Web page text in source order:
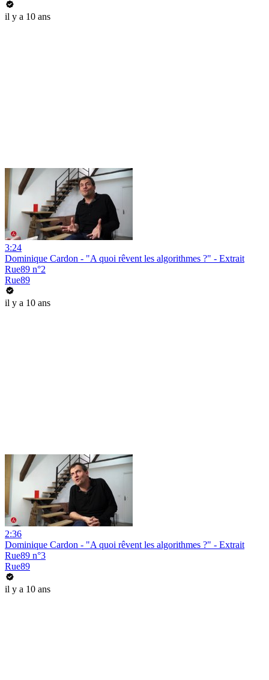
il y a 10 ans
3:24
Dominique Cardon - "A quoi rêvent les algorithmes ?" - Extrait
Rue89 n°2
Rue89
il y a 10 ans
2:36
Dominique Cardon - "A quoi rêvent les algorithmes ?" - Extrait
Rue89 n°3
Rue89
il y a 10 ans